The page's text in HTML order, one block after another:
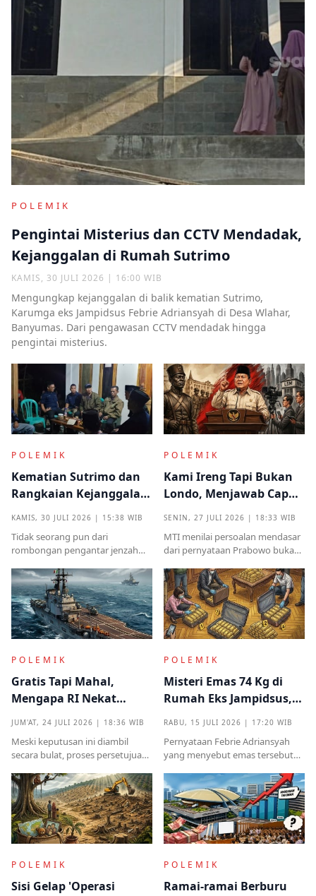
POLEMIK
Pengintai Misterius dan CCTV Mendadak,
Kejanggalan di Rumah Sutrimo
KAMIS, 30 JULI 2026 | 16:00 WIB
Mengungkap kejanggalan di balik kematian Sutrimo,
Karumga eks Jampidsus Febrie Adriansyah di Desa Wlahar,
Banyumas. Dari pengawasan CCTV mendadak hingga
pengintai misterius.
POLEMIK
Kematian Sutrimo dan
Rangkaian Kejanggalan
Kampung Halaman
KAMIS, 30 JULI 2026 | 15:38 WIB
Tidak seorang pun dari
rombongan pengantar jenzah
identitas ataupun menjelaskan
dari instansi mana.
POLEMIK
Kami Ireng Tapi Bukan
Londo, Menjawab Cap
Kekuasaan
SENIN, 27 JULI 2026 | 18:33 WIB
MTI menilai persoalan mendasar
dari pernyataan Prabowo bukan
melainkan implikasinya yang
sangat destruktif bagi kualitas
demokrasi
POLEMIK
Gratis Tapi Mahal,
Mengapa RI Nekat
Induk Tua Italia?
JUM'AT, 24 JULI 2026 | 18:36 WIB
Meski keputusan ini diambil
secara bulat, proses persetujuan
kritik tajam terkait prosedur yang
mendadak serta kekhawatiran
akan beban anggaran
POLEMIK
Misteri Emas 74 Kg di
Rumah Eks Jampidsus,
Titipan?
RABU, 15 JULI 2026 | 17:20 WIB
Pernyataan Febrie Adriansyah
yang menyebut emas tersebut
menjadi titik penting dalam
proses pembuktian
POLEMIK
Sisi Gelap 'Operasi
POLEMIK
Ramai-ramai Berburu